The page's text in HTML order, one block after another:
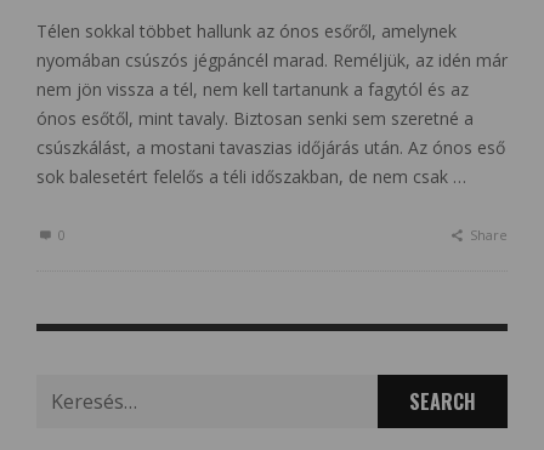
Télen sokkal többet hallunk az ónos esőről, amelynek
nyomában csúszós jégpáncél marad. Reméljük, az idén már
nem jön vissza a tél, nem kell tartanunk a fagytól és az
ónos esőtől, mint tavaly. Biztosan senki sem szeretné a
csúszkálást, a mostani tavaszias időjárás után. Az ónos eső
sok balesetért felelős a téli időszakban, de nem csak …
0 Share
for: